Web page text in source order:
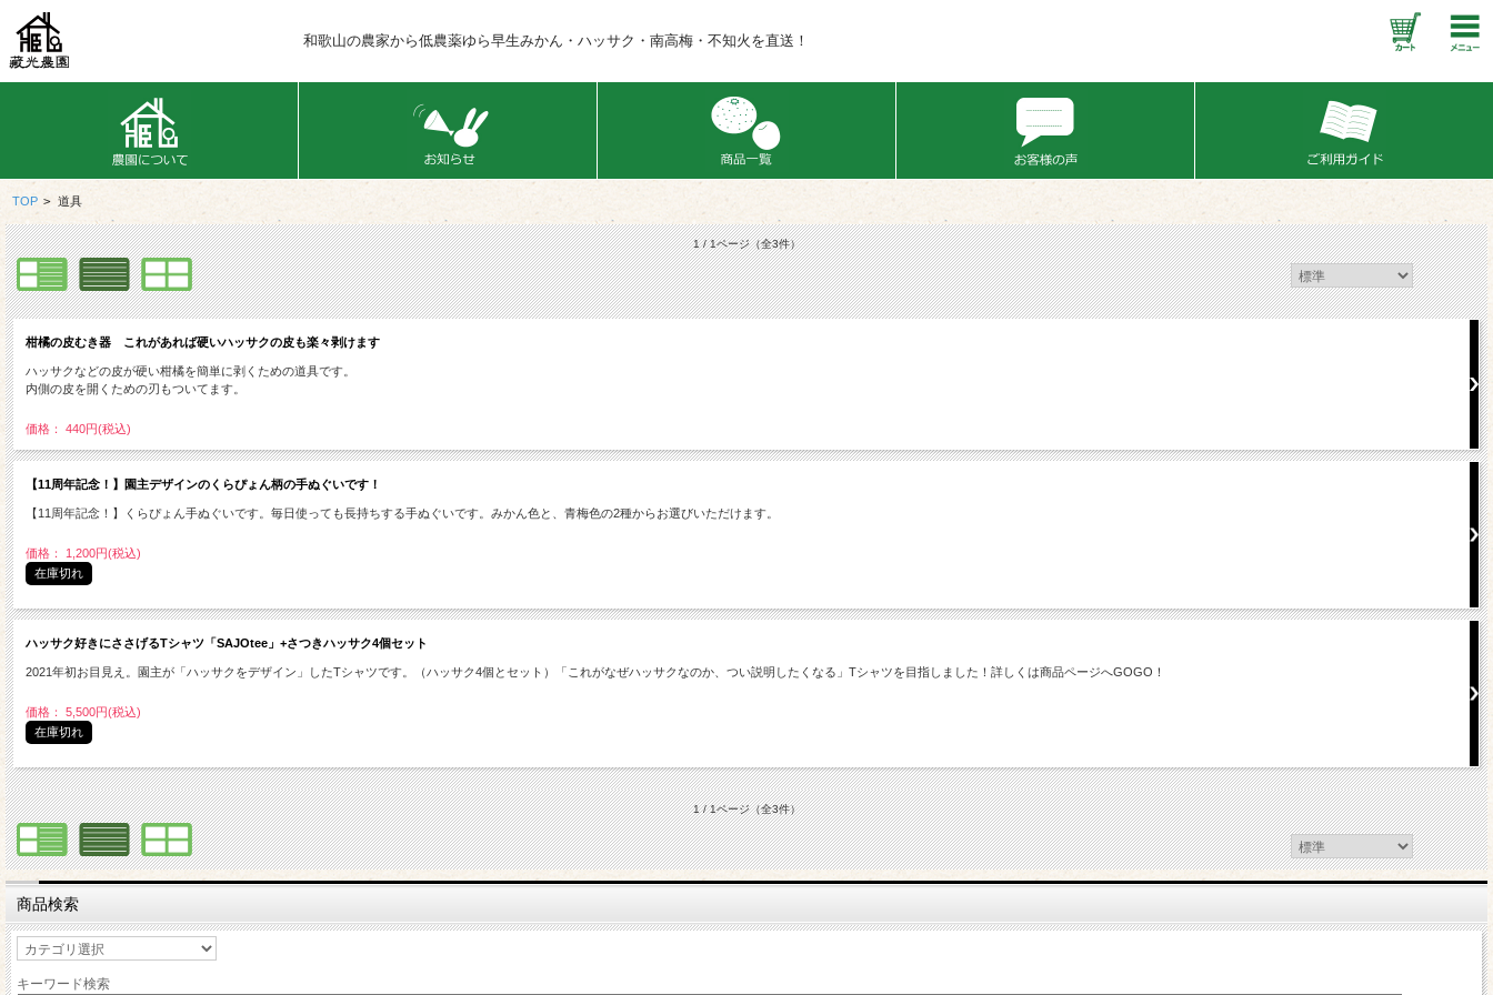
和歌山の農家から低農薬ゆら早生みかん・ハッサク・南高梅・不知火を直送！
TOP > 道具
1 / 1ページ（全3件）
柑橘の皮むき器 これがあれば硬いハッサクの皮も楽々剥けます
ハッサクなどの皮が硬い柑橘を簡単に剥くための道具です。
内側の皮を開くための刃もついてます。
価格： 440円(税込)
【11周年記念！】園主デザインのくらぴょん柄の手ぬぐいです！
【11周年記念！】くらぴょん手ぬぐいです。毎日使っても長持ちする手ぬぐいです。みかん色と、青梅色の2種からお選びいただけます。
価格： 1,200円(税込)
在庫切れ
ハッサク好きにささげるTシャツ「SAJOtee」+さつきハッサク4個セット
2021年初お目見え。園主が「ハッサクをデザイン」したTシャツです。（ハッサク4個とセット）「これがなぜハッサクなのか、つい説明したくなる」Tシャツを目指しました！詳しくは商品ページへGOGO！
価格： 5,500円(税込)
在庫切れ
1 / 1ページ（全3件）
商品検索
キーワード検索